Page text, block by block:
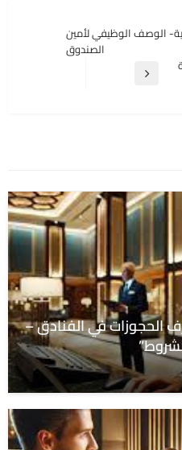
الوصف الوظيفي لأمين
الصندوق
في الفنادق –